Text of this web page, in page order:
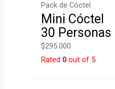
Pack de Cóctel
Mini Cóctel
30 Personas
$295.000
Rated 0out of 5